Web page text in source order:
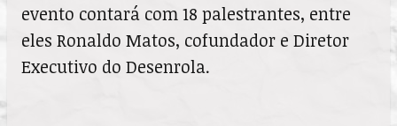
evento contará com 18 palestrantes, entre
eles Ronaldo Matos, cofundador e Diretor
Executivo do Desenrola.